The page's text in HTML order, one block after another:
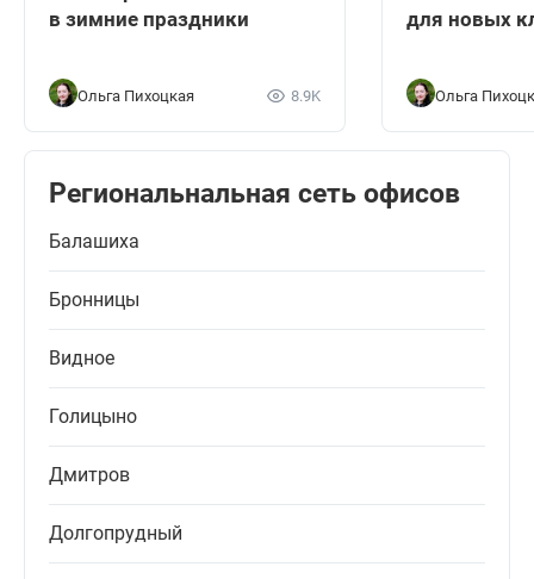
в зимние праздники
Ольга Пихоцкая 8.9K
для новых
Ольга
Региональнальная сеть офисов
Балашиха
Бронницы
Видное
Голицыно
Дмитров
Долгопрудный